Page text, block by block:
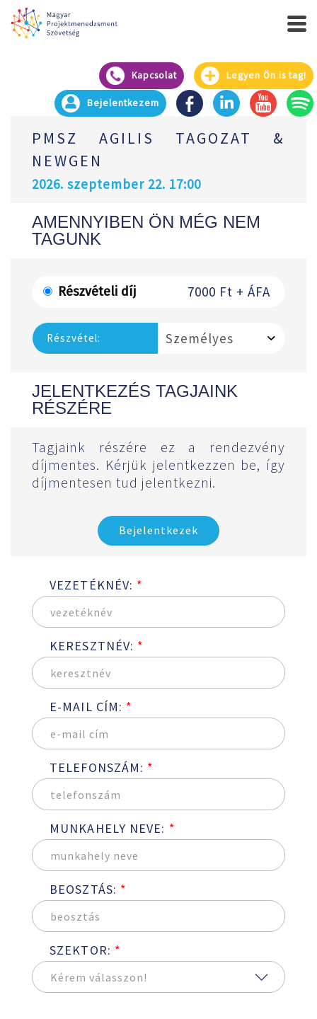
Kapcsolat Legyen Ön is tag!
Bejelentkezem
PMSZ AGILIS TAGOZAT &
NEWGEN
2026. szeptember 22. 17:00
AMENNYIBEN ÖN MÉG NEM
TAGUNK
Részvételi díj 7000 Ft + ÁFA
Részvétel:
JELENTKEZÉS TAGJAINK
RÉSZÉRE
Tagjaink részére ez a rendezvény
díjmentes. Kérjük jelentkezzen be, így
díjmentesen tud jelentkezni.
Bejelentkezek
VEZETÉKNÉV: *
KERESZTNÉV: *
E-MAIL CÍM: *
TELEFONSZÁM: *
MUNKAHELY NEVE: *
BEOSZTÁS: *
SZEKTOR: *